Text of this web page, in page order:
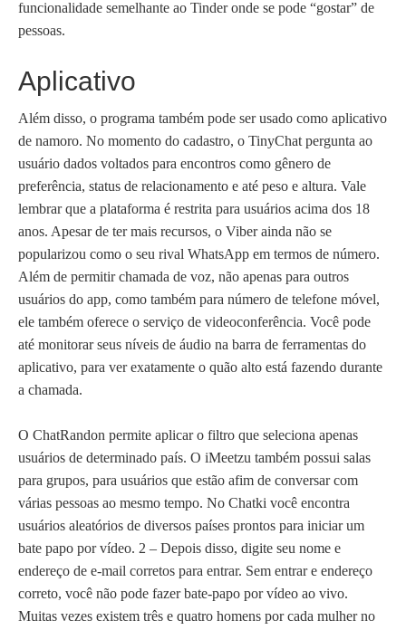
funcionalidade semelhante ao Tinder onde se pode “gostar” de
pessoas.
Aplicativo
Além disso, o programa também pode ser usado como aplicativo
de namoro. No momento do cadastro, o TinyChat pergunta ao
usuário dados voltados para encontros como gênero de
preferência, status de relacionamento e até peso e altura. Vale
lembrar que a plataforma é restrita para usuários acima dos 18
anos. Apesar de ter mais recursos, o Viber ainda não se
popularizou como o seu rival WhatsApp em termos de número.
Além de permitir chamada de voz, não apenas para outros
usuários do app, como também para número de telefone móvel,
ele também oferece o serviço de videoconferência. Você pode
até monitorar seus níveis de áudio na barra de ferramentas do
aplicativo, para ver exatamente o quão alto está fazendo durante
a chamada.
O ChatRandon permite aplicar o filtro que seleciona apenas
usuários de determinado país. O iMeetzu também possui salas
para grupos, para usuários que estão afim de conversar com
várias pessoas ao mesmo tempo. No Chatki você encontra
usuários aleatórios de diversos países prontos para iniciar um
bate papo por vídeo. 2 – Depois disso, digite seu nome e
endereço de e-mail corretos para entrar. Sem entrar e endereço
correto, você não pode fazer bate-papo por vídeo ao vivo.
Muitas vezes existem três e quatro homens por cada mulher no